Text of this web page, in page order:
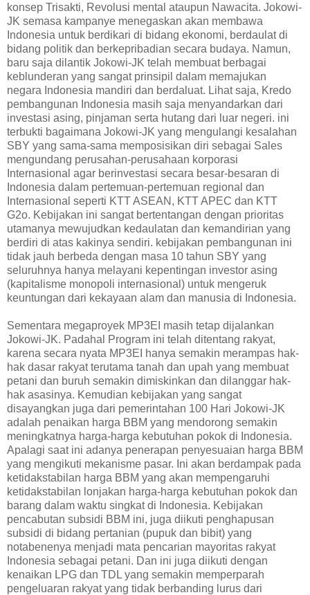
konsep Trisakti, Revolusi mental ataupun Nawacita. Jokowi-
JK semasa kampanye menegaskan akan membawa
Indonesia untuk berdikari di bidang ekonomi, berdaulat di
bidang politik dan berkepribadian secara budaya. Namun,
baru saja dilantik Jokowi-JK telah membuat berbagai
keblunderan yang sangat prinsipil dalam memajukan
negara Indonesia mandiri dan berdaluat. Lihat saja, Kredo
pembangunan Indonesia masih saja menyandarkan dari
investasi asing, pinjaman serta hutang dari luar negeri. ini
terbukti bagaimana Jokowi-JK yang mengulangi kesalahan
SBY yang sama-sama memposisikan diri sebagai Sales
mengundang perusahan-perusahaan korporasi
Internasional agar berinvestasi secara besar-besaran di
Indonesia dalam pertemuan-pertemuan regional dan
Internasional seperti KTT ASEAN, KTT APEC dan KTT
G2o. Kebijakan ini sangat bertentangan dengan prioritas
utamanya mewujudkan kedaulatan dan kemandirian yang
berdiri di atas kakinya sendiri. kebijakan pembangunan ini
tidak jauh berbeda dengan masa 10 tahun SBY yang
seluruhnya hanya melayani kepentingan investor asing
(kapitalisme monopoli internasional) untuk mengeruk
keuntungan dari kekayaan alam dan manusia di Indonesia.
Sementara megaproyek MP3EI masih tetap dijalankan
Jokowi-JK. Padahal Program ini telah ditentang rakyat,
karena secara nyata MP3EI hanya semakin merampas hak-
hak dasar rakyat terutama tanah dan upah yang membuat
petani dan buruh semakin dimiskinkan dan dilanggar hak-
hak asasinya. Kemudian kebijakan yang sangat
disayangkan juga dari pemerintahan 100 Hari Jokowi-JK
adalah penaikan harga BBM yang mendorong semakin
meningkatnya harga-harga kebutuhan pokok di Indonesia.
Apalagi saat ini adanya penerapan penyesuaian harga BBM
yang mengikuti mekanisme pasar. Ini akan berdampak pada
ketidakstabilan harga BBM yang akan mempengaruhi
ketidakstabilan lonjakan harga-harga kebutuhan pokok dan
barang dalam waktu singkat di Indonesia. Kebijakan
pencabutan subsidi BBM ini, juga diikuti penghapusan
subsidi di bidang pertanian (pupuk dan bibit) yang
notabenenya menjadi mata pencarian mayoritas rakyat
Indonesia sebagai petani. Dan ini juga diikuti dengan
kenaikan LPG dan TDL yang semakin memperparah
pengeluaran rakyat yang tidak berbanding lurus dari